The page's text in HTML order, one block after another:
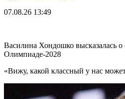
07.08.26 13:49
Василина Хондошко высказалась о
Олимпиаде-2028
«Вижу, какой классный у нас